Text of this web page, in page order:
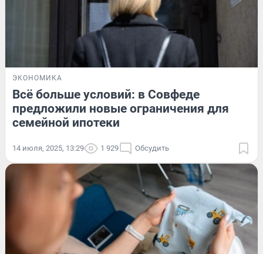
ЭКОНОМИКА
Всё больше условий: в Совфеде
предложили новые ограничения для
семейной ипотеки
14 июля, 2025, 13:29 1 929 Обсудить